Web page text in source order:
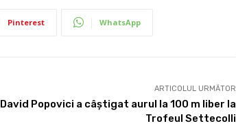
Pinterest WhatsApp
ARTICOLUL URMĂTOR
David Popovici a câștigat aurul la 100 m liber la
Trofeul Settecolli